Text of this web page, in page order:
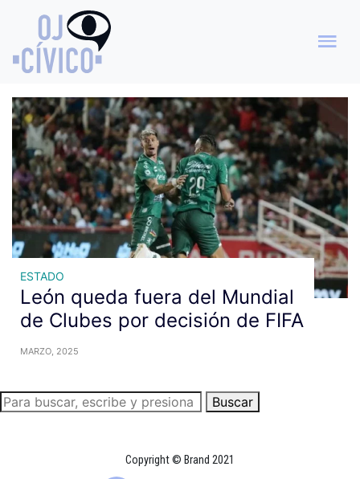
Archivo de etiquetas:
exclusión
ESTADO
León queda fuera del Mundial
de Clubes por decisión de FIFA
MARZO, 2025
Buscar
Copyright © Brand 2021